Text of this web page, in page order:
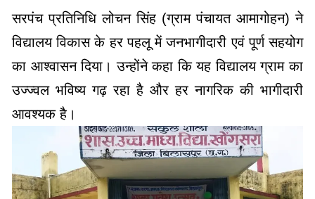
का आश्वासन दिया। उन्होंने कहा कि यह विद्यालय ग्राम का
उज्ज्वल भविष्य गढ़ रहा है और हर नागरिक की भागीदारी
आवश्यक है।